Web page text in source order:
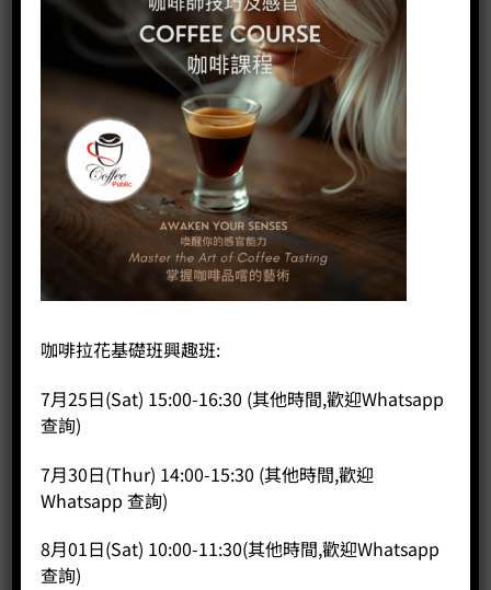
Tiamo電子溫度計
190.00
- +
咖啡拉花基礎班興趣班:
7月25日(Sat) 15:00-16:30 (其他時間,歡迎Whatsapp
查詢)
7月30日(Thur) 14:00-15:30 (其他時間,歡迎
Whatsapp 查詢)
8月01日(Sat) 10:00-11:30(其他時間,歡迎Whatsapp
查詢)